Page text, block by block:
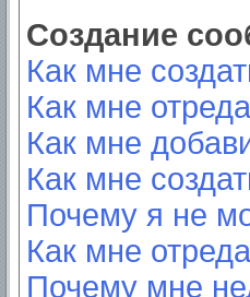
Создание
Как мне
Как мне
Как мне
Как мне
Почему я не
Как мне
Почему мне